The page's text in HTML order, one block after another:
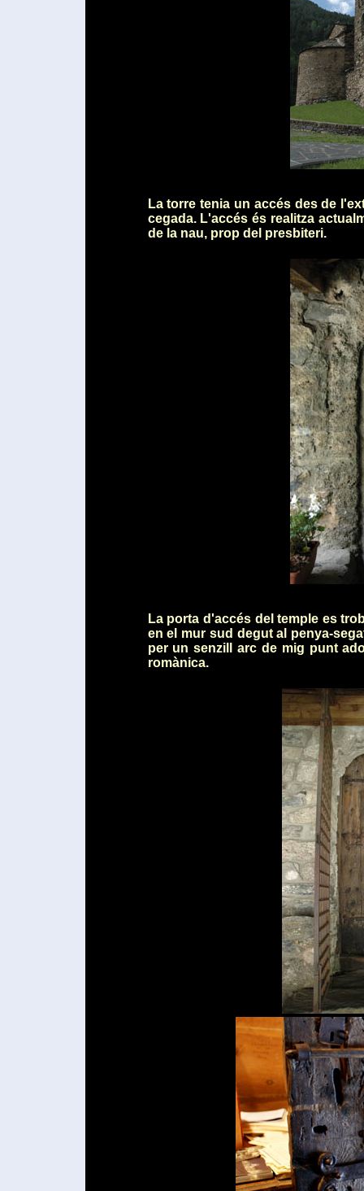
La torre tenia un accés des de
cegada. L'accés és realitza
de la nau, prop del presbiteri.
La porta d'accés del temple es
en el mur sud degut al penya-
per un senzill arc de mig punt
romànica.